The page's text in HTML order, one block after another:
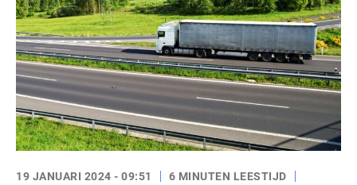
19 JANUARI 2024 - 09:51
6 MINUTEN LEESTIJD